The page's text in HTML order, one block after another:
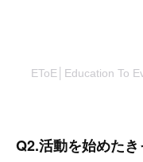
EToE│Education To
Q2.活動を始めたき